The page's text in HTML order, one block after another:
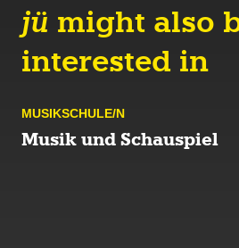
jü might also
interested in
MUSIK­SCHULE/N
Musik und Schauspiel